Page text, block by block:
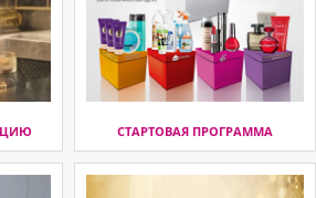
СТАРТОВАЯ ПРОГРАММА